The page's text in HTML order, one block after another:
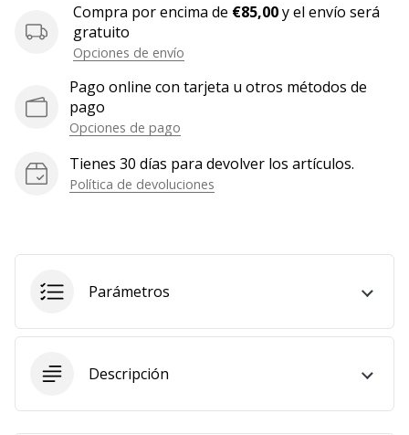
¡Te
queremos
nuestro
equipo!
Mostrar
todos
Compra por encima de €85,00y el envío será
gratuito
Opciones de envío
Pago online con tarjeta u otros métodos de
pago
Opciones de pago
Tienes 30 días para devolver los artículos.
Política de devoluciones
Parámetros
Descripción